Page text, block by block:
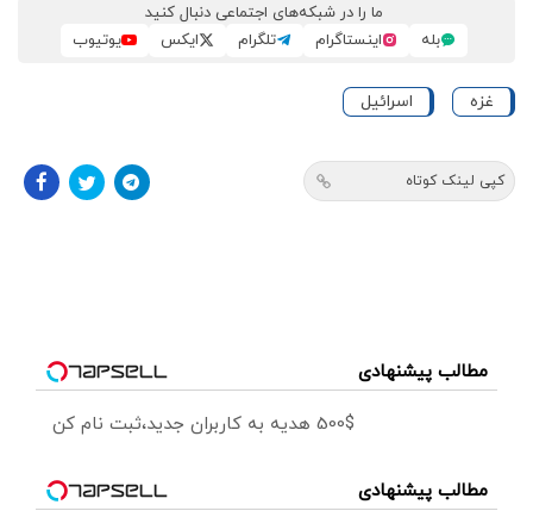
ما را در شبکه‌های اجتماعی دنبال کنید
بله
اینستاگرام تلگرام ایکس یوتیوب
غزه اسرائیل
کپی لینک کوتاه
مطالب پیشنهادی
500$ هدیه به کاربران جدید،ثبت نام کن
مطالب پیشنهادی